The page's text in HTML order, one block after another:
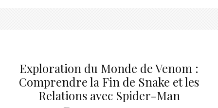
Exploration du Monde de Venom :
Comprendre la Fin de Snake et les
Relations avec Spider-Man